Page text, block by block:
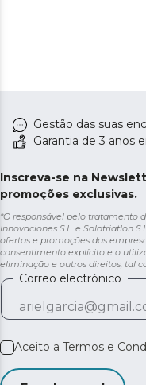
Gestão das suas
Garantia de 3 anos
Inscreva-se na
promoções exclusivas.
*O responsável pelo tratamento
Innovaciones S.L. e Solotriatlon
ofertas e promoções das
consentimento explícito e o
eliminação e outros direitos, tal
Correo electrónico
Aceito a Termos e